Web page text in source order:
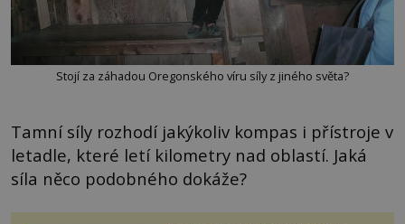
Stojí za záhadou Oregonského víru síly z jiného světa?
Tamní síly rozhodí jakýkoliv kompas i přístroje v
letadle, které letí kilometry nad oblastí. Jaká
síla něco podobného dokáže?